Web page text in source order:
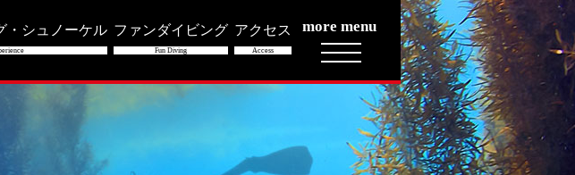
・シュノーケル ファンダイビング
Fun Diving
アクセス
Access
more menu